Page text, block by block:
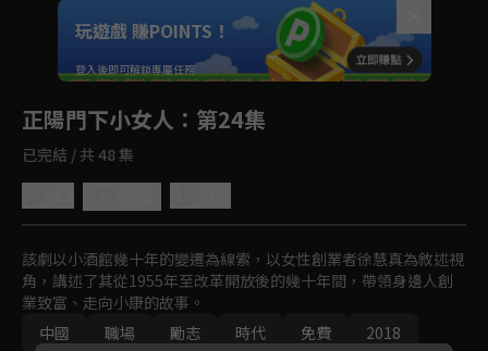
Unmute
如有不便請見諒
玩遊戲 賺POINTS！
登入後即可解鎖專屬任務
正陽門下小女人 ：第24集
已完結 / 共 48 集
該劇以小酒館幾十年的變遷為線索，以女性創業者徐慧真為敘述視
角，講述了其從1955年至改革開放後的幾十年間，帶領身邊人創
業致富、走向小康的故事。
中國
職場 勵志 時代 免費 2018